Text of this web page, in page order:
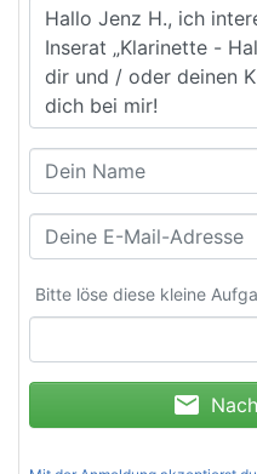
Bitte löse diese kleine
mail